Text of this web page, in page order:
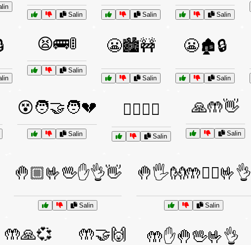
Salin Salin Salin
😫🚌🚦
Salin
😬🏙️🚧
Salin
😬🏚️🔒
Salin
😵🧑‍🤝‍🧑💔
Salin
🙆‍♂️🙆‍♀️
Salin
🙏🤲👋
Salin
🤚🏼🤟🖖✋👌👋
Salin
🤚🖐️👐🤲✋🏽🤟👌
Salin
🤲🙏💞 🤲🤝🙌 🤲✋🤚🖖🤟👌